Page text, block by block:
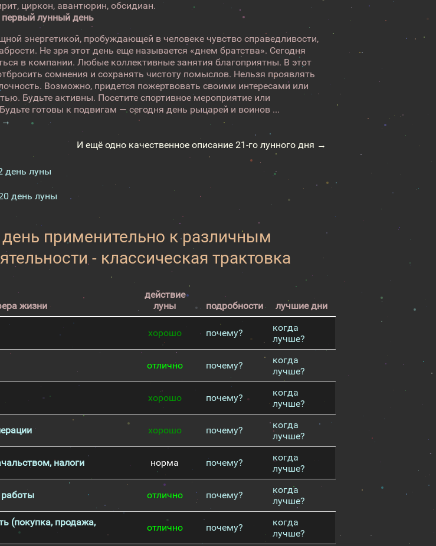
циркон, авантюрин, обсидиан.
лунный день
энергетикой, пробуждающей в человеке чувство справедливости,
Не зря этот день еще называется «днем братства». Сегодня
в компании. Любые коллективные занятия благоприятны. В этот
сомнения и сохранять чистоту помыслов. Нельзя проявлять
Возможно, придется пожертвовать своими интересами или
Будьте активны. Посетите спортивное мероприятие или
готовы к подвигам — сегодня день рыцарей и воинов ...
→
И ещё одно качественное описание 21-го лунного дня →
день луны
день луны
применительно к различным
- классическая трактовка
жизни
действие
луны
подробности лучшие дни
хорошо почему?
когда
лучше?
отлично почему?
когда
лучше?
хорошо почему?
когда
лучше?
хорошо почему?
когда
лучше?
налоги норма почему?
когда
лучше?
отлично почему?
когда
лучше?
(покупка, продажа,
отлично почему?
когда
лучше?